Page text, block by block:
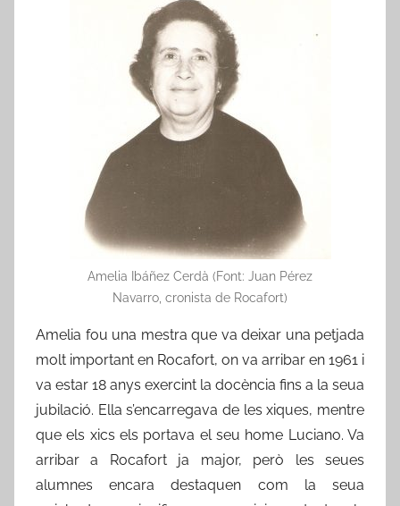
Amelia Ibáñez Cerdà (Font: Juan Pérez
Navarro, cronista de Rocafort)
Amelia fou una mestra que va deixar una petjada
molt important en Rocafort, on va arribar en 1961 i
va estar 18 anys exercint la docència fins a la seua
jubilació. Ella s’encarregava de les xiques, mentre
que els xics els portava el seu home Luciano. Va
arribar a Rocafort ja major, però les seues
alumnes encara destaquen com la seua